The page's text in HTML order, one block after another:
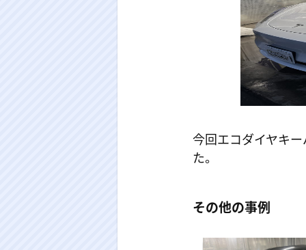
今回エコダイヤキ
た。
その他の事例